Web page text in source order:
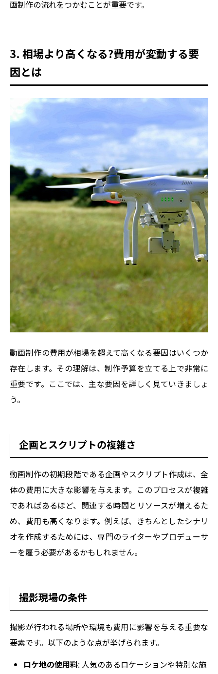
HOME
SERVICE
COMPANY
SUSTAIN.
INFORMATION
FAQ
CONTACT
画制作の流れをつかむことが重要です。
3. 相場より高くなる?費用が変動する要
因とは
動画制作の費用が相場を超えて高くなる要因はいくつか
存在します。その理解は、制作予算を立てる上で非常に
重要です。ここでは、主な要因を詳しく見ていきましょ
う。
企画とスクリプトの複雑さ
動画制作の初期段階である企画やスクリプト作成は、全
体の費用に大きな影響を与えます。このプロセスが複雑
であればあるほど、関連する時間とリソースが増えるた
め、費用も高くなります。例えば、きちんとしたシナリ
オを作成するためには、専門のライターやプロデューサ
ーを雇う必要があるかもしれません。
撮影現場の条件
撮影が行われる場所や環境も費用に影響を与える重要な
要素です。以下のような点が挙げられます。
ロケ地の使用料: 人気のあるロケーションや特別な施